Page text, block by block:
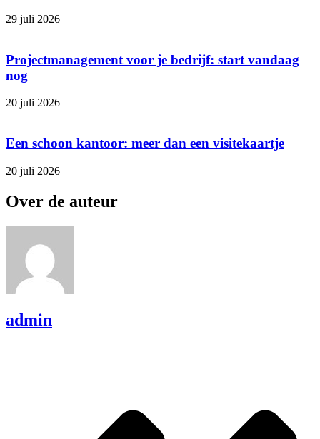
29 juli 2026
Projectmanagement voor je bedrijf: start vandaag
nog
20 juli 2026
Een schoon kantoor: meer dan een visitekaartje
20 juli 2026
Over de auteur
admin